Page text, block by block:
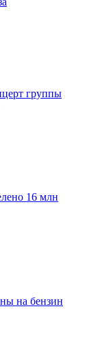
группы
16 млн
на бензин